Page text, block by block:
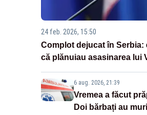
24 feb. 2026, 15:50
Complot dejucat în
că plănuiau asasinarea lui
6 aug. 2026, 21:39
Vremea a făcut
Doi bărbați au